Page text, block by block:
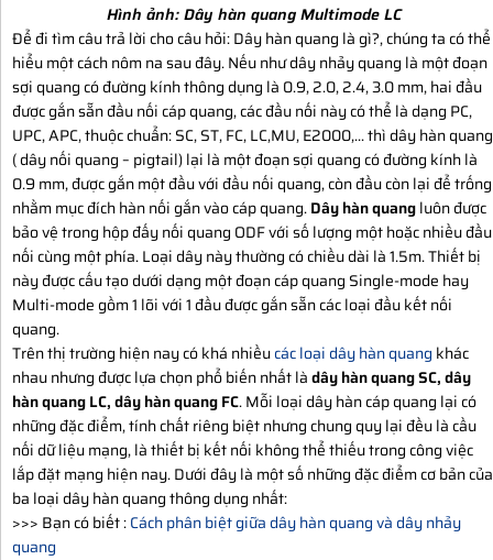
Hình ảnh:Dây hàn quang Multimode LC
Để đi tìm câu trả lời cho câu hỏi: Dây hàn quang là gì?, chúng ta có thể
hiểu một cách nôm na sau đây. Nếu như dây nhảy quang là một đoạn
sợi quang có đường kính thông dụng là 0.9, 2.0, 2.4, 3.0 mm, hai đầu
được gắn sẵn đầu nối cáp quang, các đầu nối này có thể là dạng PC,
UPC, APC, thuộc chuẩn: SC, ST, FC, LC,MU, E2000,... thì dây hàn quang
( dây nối quang – pigtail) lại là một đoạn sợi quang có đường kính là
0.9 mm, được gắn một đầu với đầu nối quang, còn đầu còn lại để trống
nhằm mục đích hàn nối gắn vào cáp quang.Dây hàn quangluôn được
bảo vệ trong hộp đấy nối quang ODF với số lượng một hoặc nhiều đầu
nối cùng một phía. Loại dây này thường có chiều dài là 1.5m. Thiết bị
này được cấu tạo dưới dạng một đoạn cáp quang Single-mode hay
Multi-mode gồm 1 lõi với 1 đầu được gắn sẵn các loại đầu kết nối
quang.
Trên thị trường hiện nay có khá nhiềucác loại dây hàn quang khác
nhau nhưng được lựa chọn phổ biến nhất làdây hàn quang SC, dây
hàn quang LC, dây hàn quang FC. Mỗi loại dây hàn cáp quang lại có
những đặc điểm, tính chất riêng biệt nhưng chung quy lại đều là cầu
nối dữ liệu mạng, là thiết bị kết nối không thể thiếu trong công việc
lắp đặt mạng hiện nay. Dưới đây là một số những đặc điểm cơ bản của
ba loại dây hàn quang thông dụng nhất:
>>> Bạn có biết :Cách phân biệt giữa dây hàn quang và dây nhảy
quang